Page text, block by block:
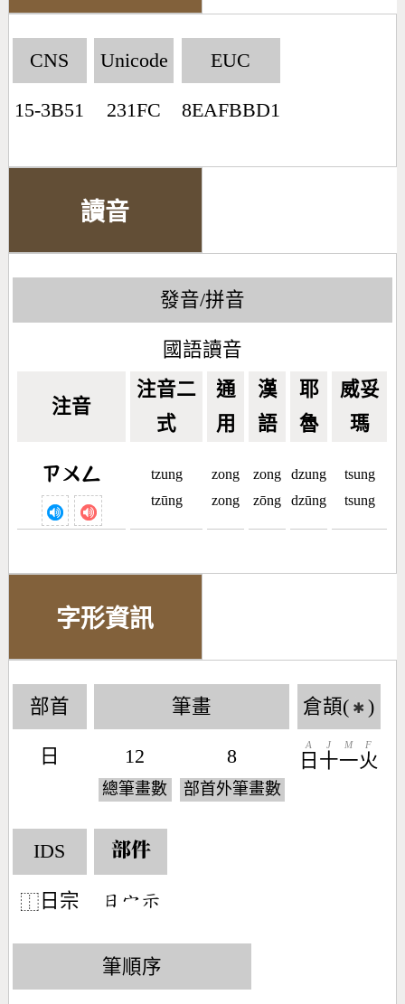
CNS
15-3B51
Unicode
231FC
EUC
8EAFBBD1
讀音
發音/拼音
國語讀音
注音
注音二
式
通
用
漢
語
耶
魯
威妥
瑪
ㄗㄨㄥ
tzung
tzūng
zong
zong
zong
zōng
dzung
dzūng
tsung
tsung
字形資訊
部首
日
筆畫
12
總筆畫數
8
部首外筆畫數
倉頡( ✱ )
日
A
十
J
一
M
火
F
IDS
⿰ 日宗
部件
󶃐󶂊󶄚
筆順序